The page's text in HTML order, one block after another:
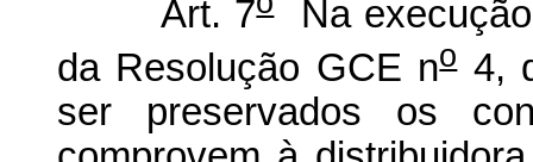
Art. 7 Na execução
da Resolução GCE no4,
ser preservados os